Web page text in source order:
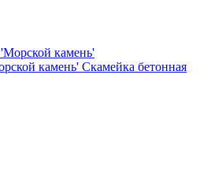
Скамейка бетонная